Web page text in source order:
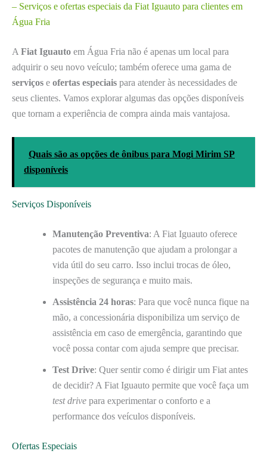
– Serviços e ofertas especiais da Fiat Iguauto para clientes em
Água Fria
A Fiat Iguauto em Água Fria não é apenas um local para
adquirir o seu novo veículo; também oferece uma gama de
serviços e ofertas especiais para atender às necessidades de
seus clientes. Vamos explorar algumas das opções disponíveis
que tornam a experiência de compra ainda mais vantajosa.
Quais são as opções de ônibus para Mogi Mirim SP
disponíveis
Serviços Disponíveis
Manutenção Preventiva: A Fiat Iguauto oferece
pacotes de manutenção que ajudam a prolongar a
vida útil do seu carro. Isso inclui trocas de óleo,
inspeções de segurança e muito mais.
Assistência 24 horas: Para que você nunca fique na
mão, a concessionária disponibiliza um serviço de
assistência em caso de emergência, garantindo que
você possa contar com ajuda sempre que precisar.
Test Drive: Quer sentir como é dirigir um Fiat antes
de decidir? A Fiat Iguauto permite que você faça um
test drive para experimentar o conforto e a
performance dos veículos disponíveis.
Ofertas Especiais